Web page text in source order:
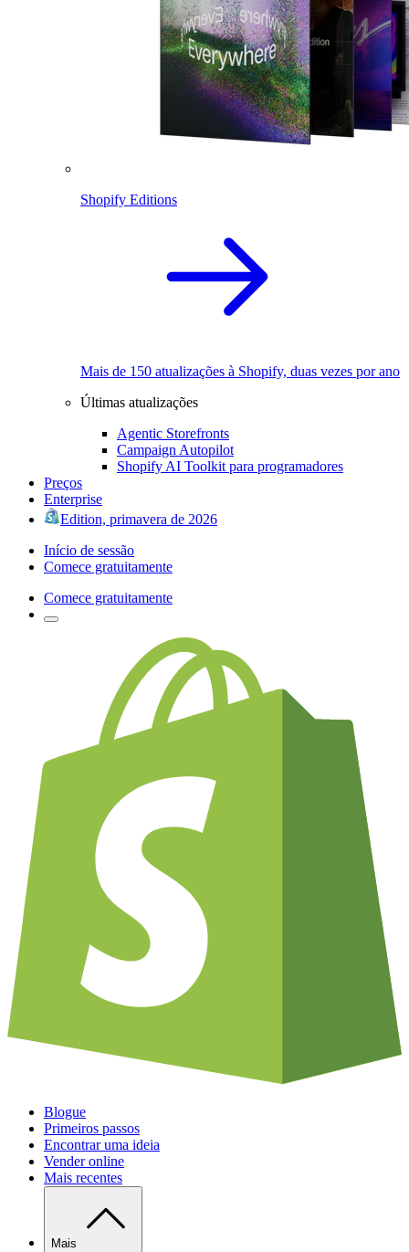
Shopify Editions
Mais de 150 atualizações à Shopify, duas vezes por ano
Últimas atualizações
Agentic Storefronts
Campaign Autopilot
Shopify AI Toolkit para programadores
Preços
Enterprise
Edition, primavera de 2026
Início de sessão
Comece gratuitamente
Comece gratuitamente
Blogue
Primeiros passos
Encontrar uma ideia
Vender online
Mais recentes
Mais